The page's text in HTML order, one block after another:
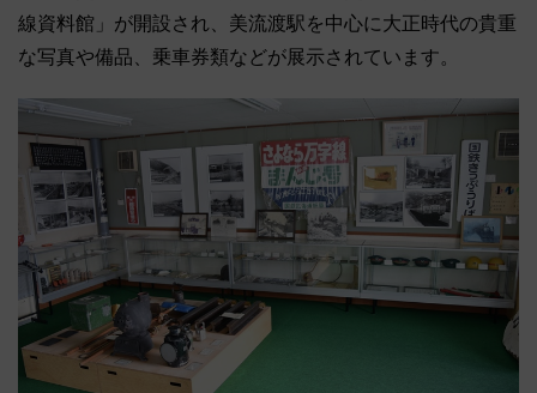
線資料館」が開設され、美流渡駅を中心に大正時代の貴重
な写真や備品、乗車券類などが展示されています。